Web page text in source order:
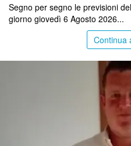
Segno per segno le previsioni
giorno giovedì 6 Agosto 2026...
Continua